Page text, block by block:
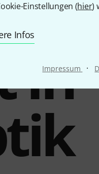
Einstellungen (hier)
Infos
Impressum ·
in